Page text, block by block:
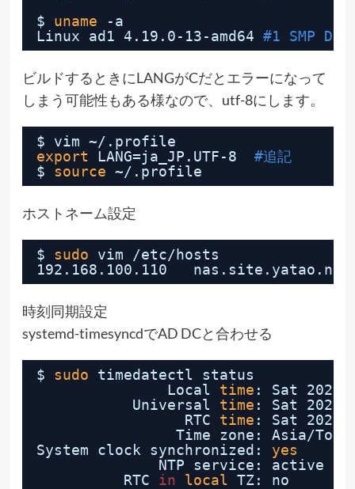
$ uname
-a
Linux ad1 4.19.0-13-amd64 #1 SMP
ビルドするときにLANGがCだとエラーになって
しまう可能性もある様なので、utf-8にします。
$ vim ~/.profile
export
LANG=ja_JP.UTF-8 #追記
$ source ~/.profile
ホストネーム設定
$ sudo vim
/etc/hosts
192.168.100.110   nas.site.yatao.net
時刻同期設定
systemd-timesyncdでAD DCと合わせる
$ sudo
timedatectl status
Local time : Sat 2021-
Universal time : Sat 2021-
RTC time : Sat 2021-
Time zone: Asia/
System clock synchronized: yes
NTP service: active
RTC in local
TZ: no